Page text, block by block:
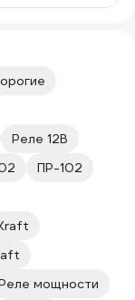
Реле 12В
ПР-102
мощности